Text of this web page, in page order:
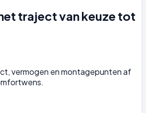
traject van keuze tot
vermogen en montagepunten af